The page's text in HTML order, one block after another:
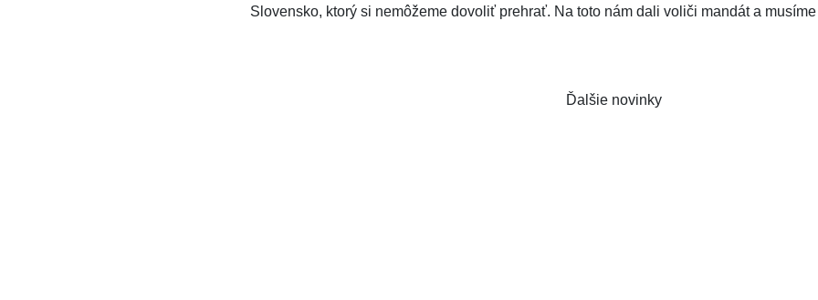
Slovensko, ktorý si nemôžeme dovoliť prehrať. Na toto nám dali voliči mandát a
Ďalšie novinky